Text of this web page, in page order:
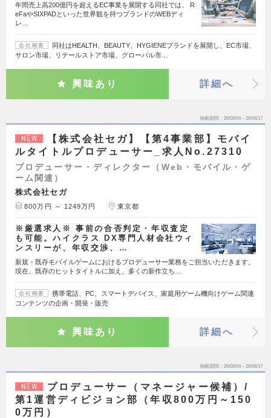
年間売上高200億円を超えるEC事業を展開する同社では、 R
eFaやSIXPADといった世界観を持つブランドのWEBディ
レ…
会社概要
同社はHEALTH、BEAUTY、HYGIENEブランドを展開し、EC市場、
サロン市場、リテールストア市場、グローバル市…
興味あり 詳細へ
掲載期間 26/08/04～26/08/17
NEW
【株式会社セガ】【第4事業部】モバイ
ルタイトルプロデューサー_求人No.27310
プロデューサー・ディレクター（Web・モバイル・ゲ
ーム関連）
株式会社セガ
800万円 ～ 1249万円 東京都
※厳選求人※ 事前の合否判定・年収査定
も可能。ハイクラス DX専門人材会社ウィ
ンスリーが、年収交渉、…
新規・既存モバイルゲームにおけるプロデューサー業務をご担当いただきます。
現在、既存のヒットタイトルに加え、多くの新作立ち…
会社概要
携帯電話、PC、スマートデバイス、家庭用ゲーム機向けゲーム関連
コンテンツの企画・開発・販売
興味あり 詳細へ
掲載期間 26/08/04～26/08/17
NEW
プロデューサー（マネージャー候補）/
第1運営ディビジョン部（年収800万円～150
0万円）